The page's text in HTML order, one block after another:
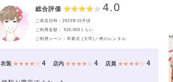
総合評価 4.0
ご来店日時：2023年10月頃
ご利用金額： ¥26,000くらい
ご利用シーン：卒業式 (大学)／袴のレンタル
衣装 ★★★★☆4 店内 ★★★★☆ 4 店員 ★★★★☆ 4